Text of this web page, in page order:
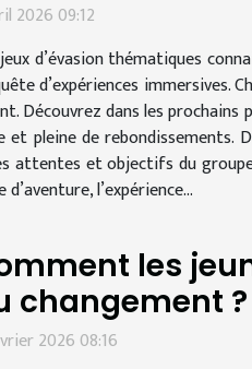
2026 09:12
d’évasion thématiques
d’expériences immersives.
Découvrez dans les
pleine de
attentes et objectifs du
l’expérience...
les
changement ?
2026 08:16